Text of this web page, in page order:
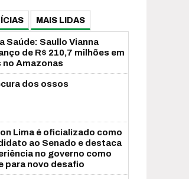
MAIS LIDAS
Saúde: Saullo Vianna
de R$ 210,7 milhões em
Amazonas
dos ossos
Lima é oficializado como
ao Senado e destaca
no governo como
para novo desafio